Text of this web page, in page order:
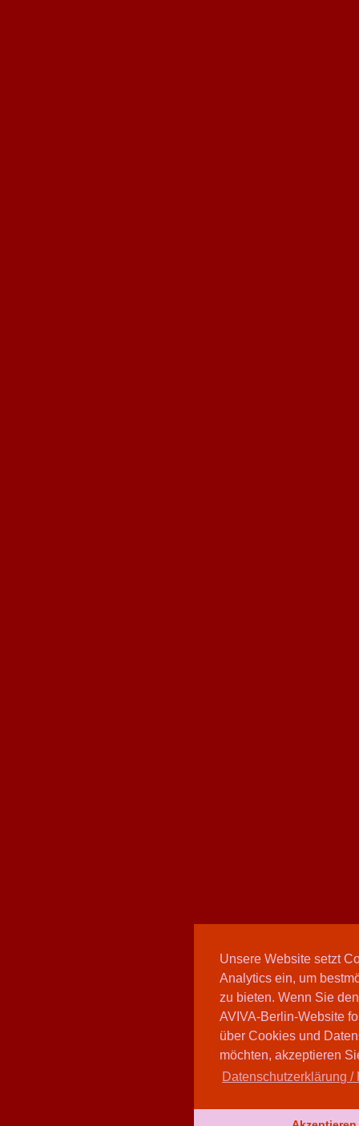
Unsere Website setzt
Analytics ein, um
zu bieten. Wenn Sie
AVIVA-Berlin-Website
über Cookies und
möchten, akzeptieren
Datenschutzerklärung /